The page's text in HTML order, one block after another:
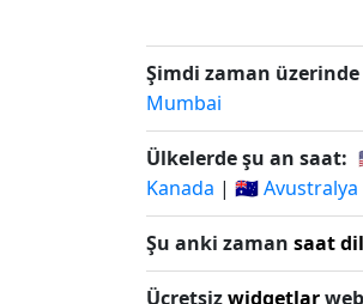
Şimdi zaman
Mumbai
Ülkelerde şu an saat:
Kanada | 🇦🇺 Avustralya
Şu anki zaman saat
Ücretsizwidgetlar